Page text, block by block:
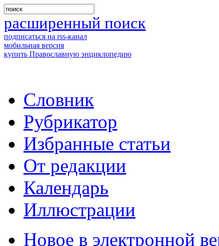
расширенный поиск
подписаться на rss-канал
мобильная версия
купить Православную энциклопедию
Словник
Рубрикатор
Избранные статьи
От редакции
Календарь
Иллюстрации
Новое в электронной